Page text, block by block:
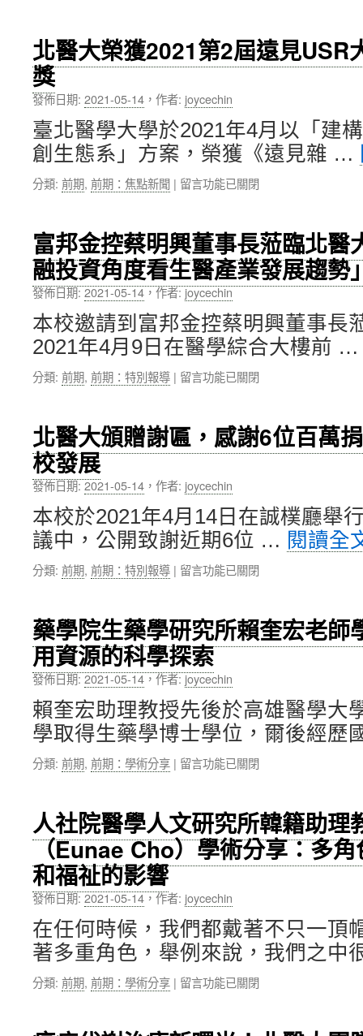
國
內
外
致
肯
定〉
中
泰
晤
高
等
教
育
（THE）
影
排
名，
北
醫
大
入
榜
全
前
中
北醫大榮獲2021第2屆遠見USR
獎
發佈日期: 2021-05-14 ， 作者: joycechin
臺北醫學大學於2021年4月以「建
創生態系」方案，榮獲《遠見雜 …
分類: 前期, 前期：焦點新聞 | 在
大
榮
獲
2021
第
屆
遠
見
USR
社
會
責
獎
首
獎〉
中
留言功能已關閉
富邦金控蔡明興董事長蒞臨北醫
融投資角度看生醫產業發展趨勢
發佈日期:2021-05-14，作者: joycechin
本校邀請到富邦金控蔡明興董事長
2021年4月9日在醫學綜合大樓前
分類: 前期, 前期：特別報導 | 在
金
控
蔡
興
董
事
長
蒞
臨
大
專
題
演
講
「從
金
融
資
看
生
醫
產
發
展
趨
勢」〉
中
留言功能已關閉
北醫大頒贈謝匾，感謝6位百萬
校發展
發佈日期:2021-05-14 ， 作者: joycechin
本校於2021年4月14日在誠樸廳舉
議中，公開致謝近期6位 … 閱讀全
分類: 前期, 前期：特別報導 | 在
大
頒
贈
謝
匾，
感
謝
6
百
款
人
以
行
支
持
學
校
發
展〉
中
留言功能已關閉
藥學院生藥學研究所賴奎宏老師
用資源的科學探索
發佈日期:2021-05-14，作者: joycechin
賴奎宏助理教授先後於高雄醫學大
學取得生藥學博士學位，爾後經
分類: 前期, 前期：學術分享 | 在
院
生
藥
學
究
所
賴
奎
宏
老
師
留言功能已關閉
人社院醫學人文研究所韓籍助理
（Eunae Cho）學術分享：多
和福祉的影響
發佈日期:2021-05-14，作者: joycechin
在任何時候，我們都戴著不只一頂
著多重角色，舉例來說，我們之
分類: 前期, 前期：學術分享 | 在
院
留言功能已關閉